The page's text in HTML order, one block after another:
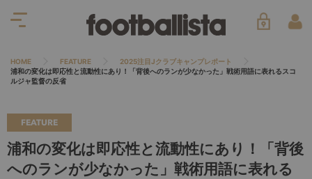
HOME FEATURE
2025注目Jクラブキャンプレポート
浦和の変化は即応性と流動性にあり！「背後へのランが少なかった」戦術用語に表れるスコ
ルジャ監督の反省
FEATURE
浦和の変化は即応性と流動性にあり！「背後
へのランが少なかった」戦術用語に表れる